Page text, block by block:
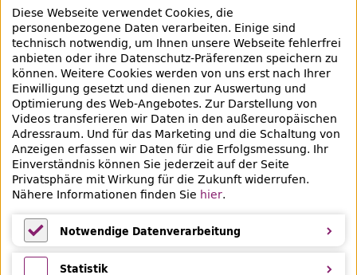
raubgut@zlb.de
+49 30 90226-733
Social-Media Kanäle der ZLB
Facebook Mastodon Instagram
Bereich Provenienzforschung
Breite Straße 30-36
10178 Berlin
Diese Webseite verwendet Cookies, die
personenbezogene Daten verarbeiten. Einige sind
technisch notwendig, um Ihnen unsere Webseite fehlerfrei
anbieten oder ihre Datenschutz-Präferenzen speichern zu
können. Weitere Cookies werden von uns erst nach Ihrer
Einwilligung gesetzt und dienen zur Auswertung und
Optimierung des Web-Angebotes. Zur Darstellung von
Videos transferieren wir Daten in den außereuropäischen
Adressraum. Und für das Marketing und die Schaltung von
Anzeigen erfassen wir Daten für die Erfolgsmessung. Ihr
Einverständnis können Sie jederzeit auf der Seite
Privatsphäre mit Wirkung für die Zukunft widerrufen.
Nähere Informationen finden Sie hier.
Notwendige Datenverarbeitung
Notwendige Datenverarbeitung
Statistik